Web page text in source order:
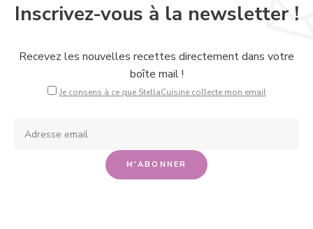
Inscrivez-vous à la newsletter !
Recevez les nouvelles recettes directement dans votre
boîte mail !
Je consens à ce que StellaCuisine collecte mon email